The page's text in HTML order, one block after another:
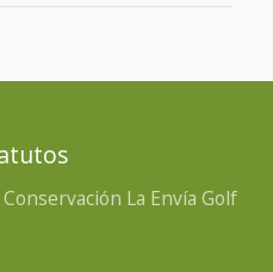
La Envía Golf